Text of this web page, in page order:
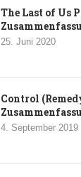
The Last of Us
25. Juni 2020
Control
4. September 2019